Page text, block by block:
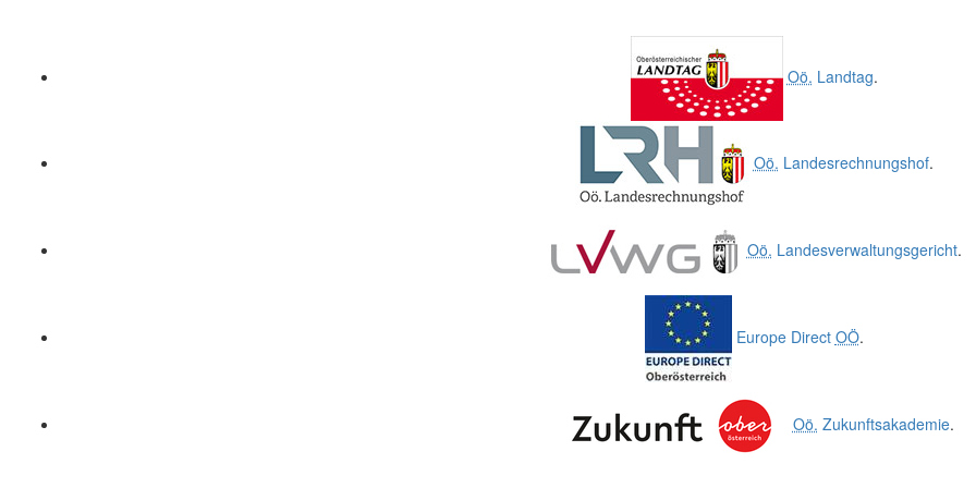
Oö. Landtag.
Oö. Landesrechnungshof.
Oö. Landesverwaltungsgericht.
Europe Direct OÖ.
Oö. Zukunftsakademie.